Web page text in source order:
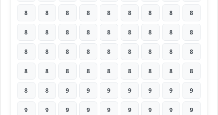
8 8 8 8 8 8 8 8 8
8 8 8 8 8 8 8 8 8
8 8 8 8 8 8 8 8 8
8 8 8 8 8 8 8 8 8
8 8 9 9 9 9 9 9 9
9 9 9 9 9 9 9 9 9